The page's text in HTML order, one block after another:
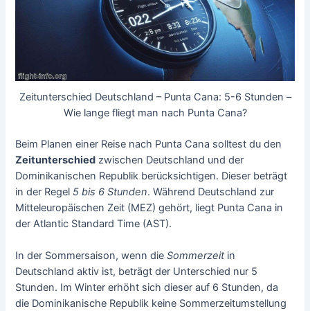
Zeitunterschied Deutschland – Punta Cana: 5-6 Stunden –
Wie lange fliegt man nach Punta Cana?
Beim Planen einer Reise nach Punta Cana solltest du den
Zeitunterschied zwischen Deutschland und der
Dominikanischen Republik berücksichtigen. Dieser beträgt
in der Regel 5 bis 6 Stunden. Während Deutschland zur
Mitteleuropäischen Zeit (MEZ) gehört, liegt Punta Cana in
der Atlantic Standard Time (AST).
In der Sommersaison, wenn dieSommerzeitin
Deutschland aktiv ist, beträgt der Unterschied nur 5
Stunden. Im Winter erhöht sich dieser auf 6 Stunden, da
die Dominikanische Republik keine Sommerzeitumstellung